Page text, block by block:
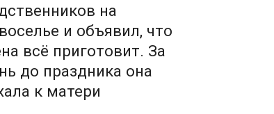
на
и объявил, что
всё приготовит. За
до праздника она
к матери